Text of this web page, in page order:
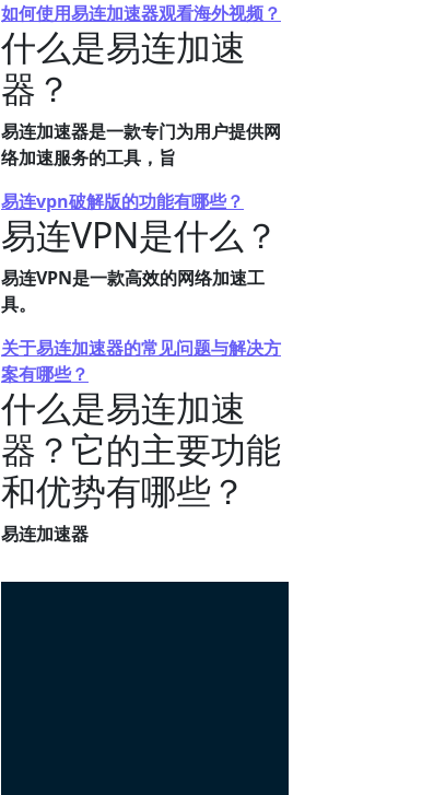
如何使用易连加速器观看海外视频？
什么是易连加速
器？
易连加速器是一款专门为用户提供网
络加速服务的工具，旨
易连vpn破解版的功能有哪些？
易连VPN是什么？
易连VPN是一款高效的网络加速工
具。
关于易连加速器的常见问题与解决方
案有哪些？
什么是易连加速
器？它的主要功能
和优势有哪些？
易连加速器